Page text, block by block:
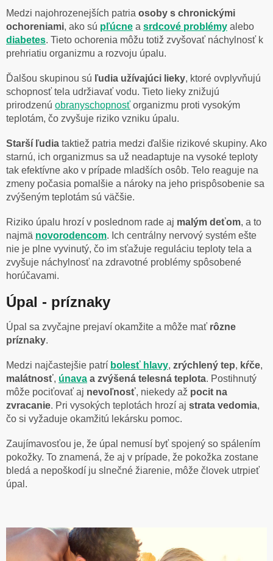
Medzi najohrozenejších patria osoby s chronickými
ochoreniami, ako sú pľúcne a srdcové problémy alebo
diabetes. Tieto ochorenia môžu totiž zvyšovať náchylnosť k
prehriatiu organizmu a rozvoju úpalu.
Ďalšou skupinou sú ľudia užívajúci lieky, ktoré ovplyvňujú
schopnosť tela udržiavať vodu. Tieto lieky znižujú
prirodzenú obranyschopnosť organizmu proti vysokým
teplotám, čo zvyšuje riziko vzniku úpalu.
Starší ľudia taktiež patria medzi ďalšie rizikové skupiny. Ako
starnú, ich organizmus sa už neadaptuje na vysoké teploty
tak efektívne ako v prípade mladších osôb. Telo reaguje na
zmeny počasia pomalšie a nároky na jeho prispôsobenie sa
zvýšeným teplotám sú väčšie.
Riziko úpalu hrozí v poslednom rade aj malým deťom, a to
najmä novorodencom. Ich centrálny nervový systém ešte
nie je plne vyvinutý, čo im sťažuje reguláciu teploty tela a
zvyšuje náchylnosť na zdravotné problémy spôsobené
horúčavami.
Úpal - príznaky
Úpal sa zvyčajne prejaví okamžite a môže mať rôzne
príznaky.
Medzi najčastejšie patrí bolesť hlavy, zrýchlený tep, kŕče,
malátnosť, únava a zvýšená telesná teplota. Postihnutý
môže pociťovať aj nevoľnosť, niekedy až pocit na
zvracanie. Pri vysokých teplotách hrozí aj strata vedomia,
čo si vyžaduje okamžitú lekársku pomoc.
Zaujímavosťou je, že úpal nemusí byť spojený so spálením
pokožky. To znamená, že aj v prípade, že pokožka zostane
bledá a nepoškodí ju slnečné žiarenie, môže človek utrpieť
úpal.